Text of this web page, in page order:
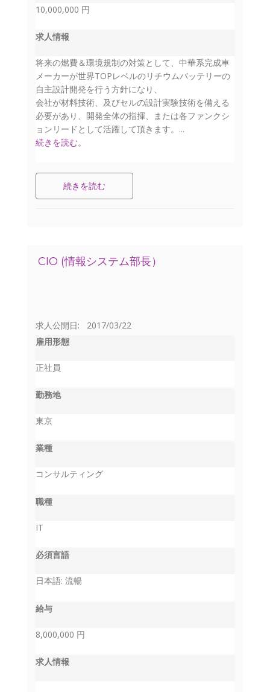
10,000,000 円
求人情報
将来の燃費＆環境規制の対策として、中華系完成車
メーカーが世界TOPレベルのリチウムバッテリーの
自主設計開発を行う方針になり、
会社が材料技術、及びセルの設計実験技術を備える
必要があり、開発全体の指揮、または各ファンクシ
ョンリードとして活躍して頂きます。...
続きを読む。
続きを読む
CIO (情報システム部長）
求人公開日: 2017/03/22
雇用形態
正社員
勤務地
東京
業種
コンサルティング
職種
IT
必須言語
日本語: 流暢
給与
8,000,000 円
求人情報